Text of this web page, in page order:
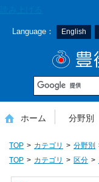
Language： English
ホーム 分野別
TOP カテゴリ 分野別
TOP
カテゴリ 区分